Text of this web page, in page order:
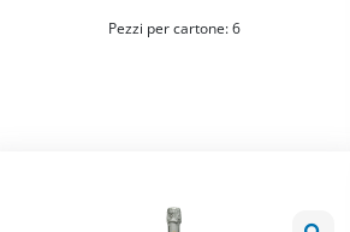
Pezzi per cartone: 6